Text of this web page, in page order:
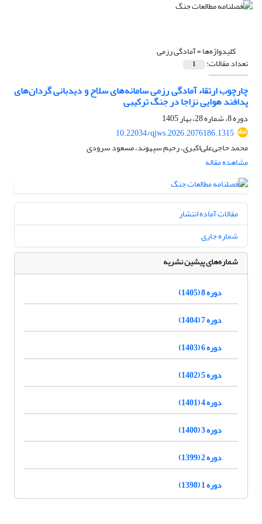
کلیدواژه‌ها =آمادگی رزمی
تعداد مقالات: 1
چارچوب ارتقاء آمادگی رزمی سامانه‌های سلاح و دیدبانی گردان‌های
پدافند هوایی نزاجا در جنگ ترکیبی
دوره 8، شماره 28، بهار 1405
10.22034/qjws.2026.2076186.1315
محمد حاجی‌علی‌اکبری، رحیم سپهوند، مسعود سرودی
مشاهده مقاله
مقالات آماده انتشار
شماره جاری
شماره‌های پیشین نشریه
دوره 8 (1405)
دوره 7 (1404)
دوره 6 (1403)
دوره 5 (1402)
دوره 4 (1401)
دوره 3 (1400)
دوره 2 (1399)
دوره 1 (1398)